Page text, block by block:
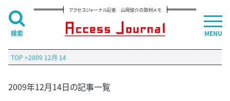
アクセスジャーナル記者 山岡俊介の取材メモ
TOP >2009 12月 14
2009年12月14日の記事一覧
MENU
検索